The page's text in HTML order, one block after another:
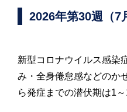
2026年第30週（7
新型コロナウイルス感染
み・全身倦怠感などのか
ら発症までの潜伏期は1